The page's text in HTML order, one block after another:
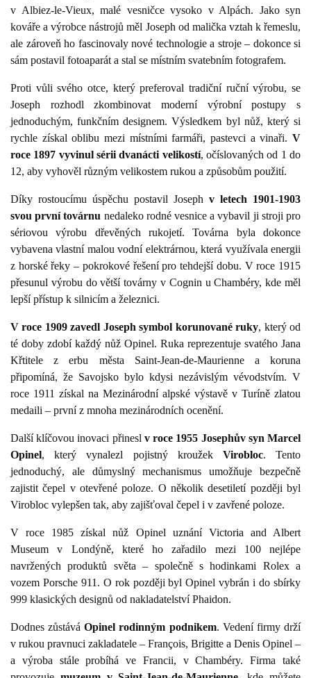
v Albiez-le-Vieux, malé vesničce vysoko v Alpách. Jako syn
kováře a výrobce nástrojů měl Joseph od malička vztah k řemeslu,
ale zároveň ho fascinovaly nové technologie a stroje – dokonce si
sám postavil fotoaparát a stal se místním svatebním fotografem.
Proti vůli svého otce, který preferoval tradiční ruční výrobu, se
Joseph rozhodl zkombinovat moderní výrobní postupy s
jednoduchým, funkčním designem. Výsledkem byl nůž, který si
rychle získal oblibu mezi místními farmáři, pastevci a vinaři. V
roce 1897 vyvinul sérii dvanácti velikostí, očíslovaných od 1 do
12, aby vyhověl různým velikostem rukou a způsobům použití.
Díky rostoucímu úspěchu postavil Joseph v letech 1901-1903
svou první továrnu nedaleko rodné vesnice a vybavil ji stroji pro
sériovou výrobu dřevěných rukojetí. Továrna byla dokonce
vybavena vlastní malou vodní elektrárnou, která využívala energii
z horské řeky – pokrokové řešení pro tehdejší dobu. V roce 1915
přesunul výrobu do větší továrny v Cognin u Chambéry, kde měl
lepší přístup k silnicím a železnici.
V roce 1909 zavedl Joseph symbol korunované ruky, který od
té doby zdobí každý nůž Opinel. Ruka reprezentuje svatého Jana
Křtitele z erbu města Saint-Jean-de-Maurienne a koruna
připomíná, že Savojsko bylo kdysi nezávislým vévodstvím. V
roce 1911 získal na Mezinárodní alpské výstavě v Turíně zlatou
medaili – první z mnoha mezinárodních ocenění.
Další klíčovou inovaci přinesl v roce 1955 Josephův syn Marcel
Opinel, který vynalezl pojistný kroužek Virobloc. Tento
jednoduchý, ale důmyslný mechanismus umožňuje bezpečně
zajistit čepel v otevřené poloze. O několik desetiletí později byl
Virobloc vylepšen tak, aby zajišťoval čepel i v zavřené poloze.
V roce 1985 získal nůž Opinel uznání Victoria and Albert
Museum v Londýně, které ho zařadilo mezi 100 nejlépe
navržených produktů světa – společně s hodinkami Rolex a
vozem Porsche 911. O rok později byl Opinel vybrán i do sbírky
999 klasických designů od nakladatelství Phaidon.
Dodnes zůstáváOpinel rodinným podnikem. Vedení firmy drží
v rukou pravnuci zakladatele – François, Brigitte a Denis Opinel –
a výroba stále probíhá ve Francii, v Chambéry. Firma také